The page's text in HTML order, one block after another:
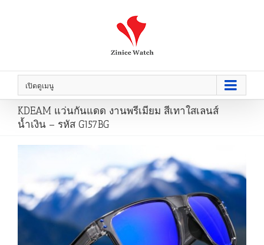
เปิดดูเมนู
KDEAM แว่นกันแดด งานพรีเมียม สีเทาใสเลนส์
น้ำเงิน – รหัส G157BG